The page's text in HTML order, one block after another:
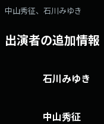
中山秀征、石川みゆき
出演者の追加情報
石川みゆき
中山秀征